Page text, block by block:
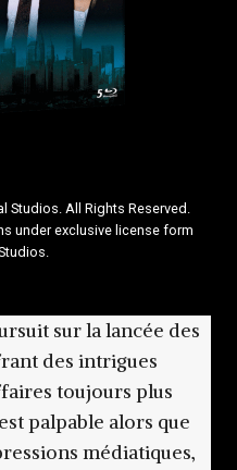
Studios. All Rights Reserved.
under exclusive license form
sur la lancée des
des intrigues
toujours plus
palpable alors que
médiatiques,